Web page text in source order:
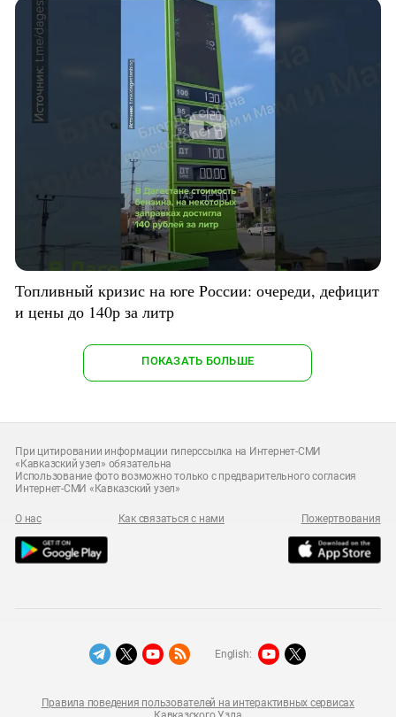
Топливный кризис на юге России: очереди, дефицит
и цены до 140р за литр
ПОКАЗАТЬ БОЛЬШЕ
При цитировании информации гиперссылка на Интернет-СМИ
«Кавказский узел» обязательна
Использование фото возможно только с предварительного согласия
Интернет-СМИ «Кавказский узел»
О нас Как связаться с нами Пожертвования
Правила поведения пользователей на интерактивных сервисах
English: